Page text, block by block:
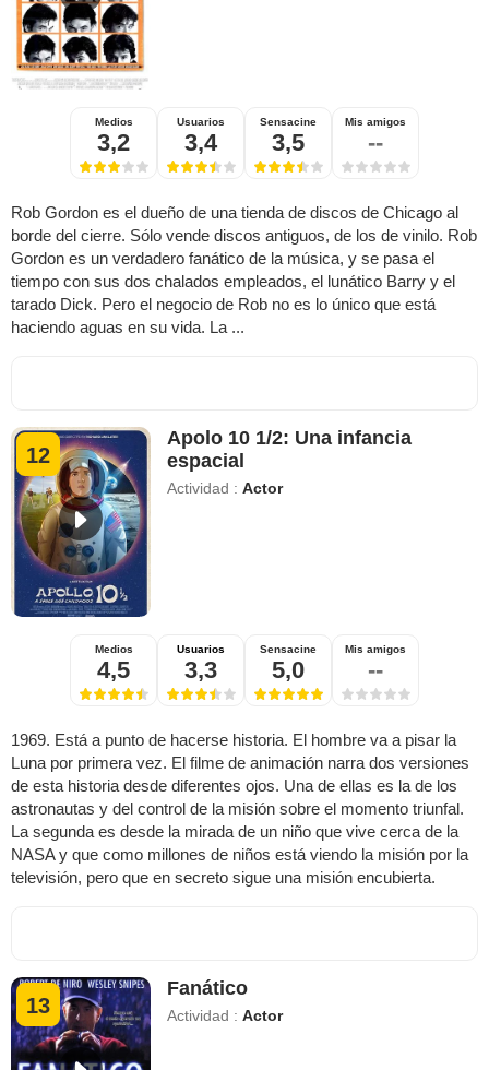
Medios
3,2
Usuarios
3,4
Sensacine
3,5
Mis amigos
--
Rob Gordon es el dueño de una tienda de discos de Chicago al
borde del cierre. Sólo vende discos antiguos, de los de vinilo. Rob
Gordon es un verdadero fanático de la música, y se pasa el
tiempo con sus dos chalados empleados, el lunático Barry y el
tarado Dick. Pero el negocio de Rob no es lo único que está
haciendo aguas en su vida. La ...
12
Apolo 10 1/2: Una infancia
espacial
Actividad :Actor
Medios
4,5
Usuarios
3,3
Sensacine
5,0
Mis amigos
--
1969. Está a punto de hacerse historia. El hombre va a pisar la
Luna por primera vez. El filme de animación narra dos versiones
de esta historia desde diferentes ojos. Una de ellas es la de los
astronautas y del control de la misión sobre el momento triunfal.
La segunda es desde la mirada de un niño que vive cerca de la
NASA y que como millones de niños está viendo la misión por la
televisión, pero que en secreto sigue una misión encubierta.
13
Fanático
Actividad :Actor